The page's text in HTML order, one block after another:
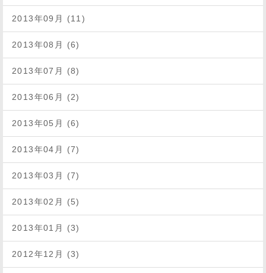
2013年09月 (11)
2013年08月 (6)
2013年07月 (8)
2013年06月 (2)
2013年05月 (6)
2013年04月 (7)
2013年03月 (7)
2013年02月 (5)
2013年01月 (3)
2012年12月 (3)